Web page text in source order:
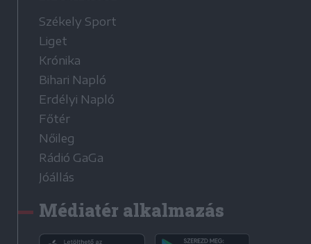
Székely Sport
Liget
Krónika
Bihari Napló
Erdélyi Napló
Főtér
Nőileg
Rádió GaGa
Jóállás
Médiatér alkalmazás